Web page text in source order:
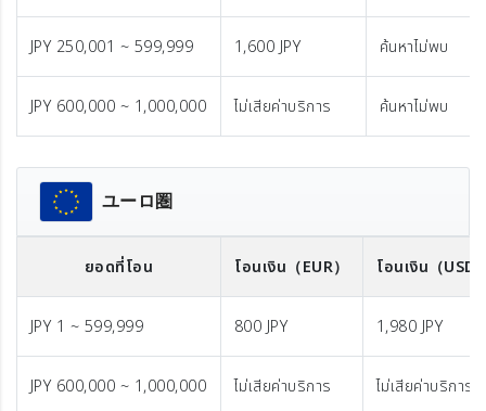
JPY 250,001 ~ 599,999 1,600 JPY ค้นหาไม่พบ
JPY 600,000 ~ 1,000,000 ไม่เสียค่าบริการ ค้นหาไม่พบ
ユーロ圏
ยอดที่โอน โอนเงิน （EUR） โอนเงิน （
JPY 1 ~ 599,999 800 JPY 1,980 JPY
JPY 600,000 ~ 1,000,000 ไม่เสียค่าบริการ ไม่เสียค่าบริการ